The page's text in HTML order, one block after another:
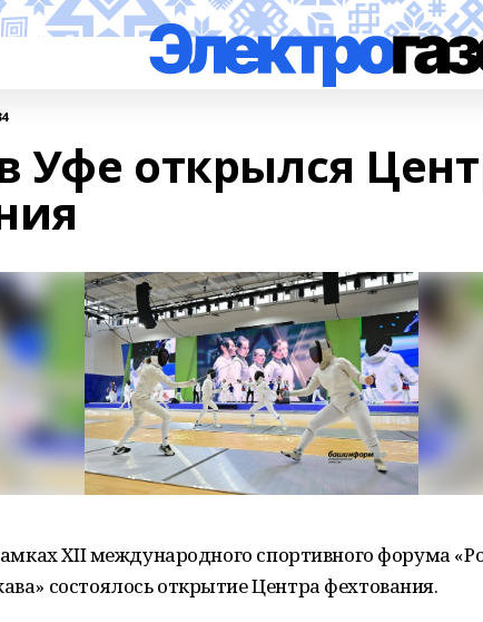
Уфе открылся
XII международного спортивного форума
состоялось открытие Центра фехтования.